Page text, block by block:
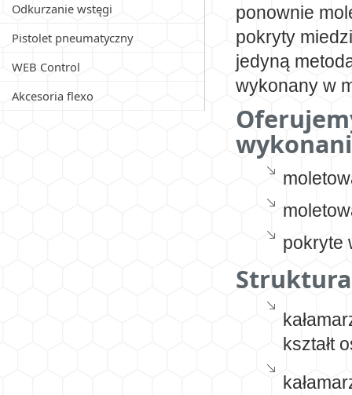
Odkurzanie wstęgi
Pistolet pneumatyczny
WEB Control
Akcesoria flexo
ponownie
pokryty
jedyną
wykonany w
pokryte
kształt